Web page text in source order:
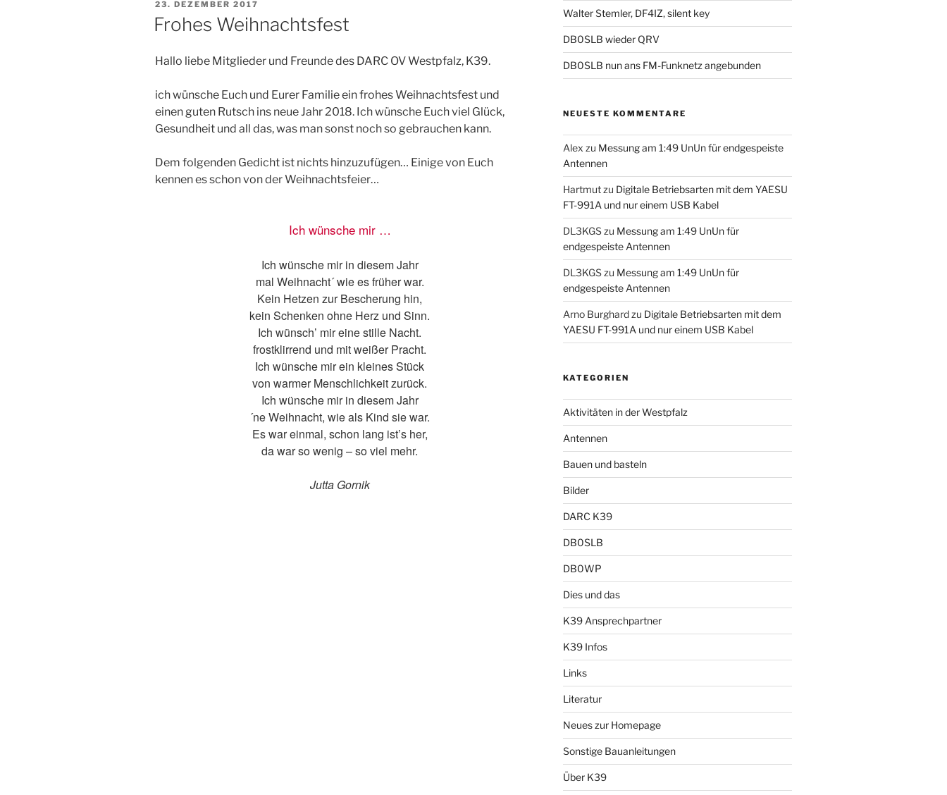
VERÖFFENTLICHT
AM
23. DEZEMBER 2017
Frohes Weihnachtsfest
Hallo liebe Mitglieder und Freunde des DARC OV Westpfalz, K39.
ich wünsche Euch und Eurer Familie ein frohes Weihnachtsfest und
einen guten Rutsch ins neue Jahr 2018. Ich wünsche Euch viel Glück,
Gesundheit und all das, was man sonst noch so gebrauchen kann.
Dem folgenden Gedicht ist nichts hinzuzufügen… Einige von Euch
kennen es schon von der Weihnachtsfeier…
Ich wünsche mir …
Ich wünsche mir in diesem Jahr
mal Weihnacht´ wie es früher war.
Kein Hetzen zur Bescherung hin,
kein Schenken ohne Herz und Sinn.
Ich wünsch’ mir eine stille Nacht.
frostklirrend und mit weißer Pracht.
Ich wünsche mir ein kleines Stück
von warmer Menschlichkeit zurück.
Ich wünsche mir in diesem Jahr
´ne Weihnacht, wie als Kind sie war.
Es war einmal, schon lang ist’s her,
da war so wenig – so viel mehr.
Jutta Gornik
Walter Stemler, DF4IZ, silent key
DB0SLB wieder QRV
DB0SLB nun ans FM-Funknetz angebunden
NEUESTE KOMMENTARE
Alex zu Messung am 1:49 UnUn für endgespeiste
Antennen
Hartmutzu Digitale Betriebsarten mit dem YAESU
FT-991A und nur einem USB Kabel
DL3KGSzu Messung am 1:49 UnUn für
endgespeiste Antennen
DL3KGSzu Messung am 1:49 UnUn für
endgespeiste Antennen
Arno Burghardzu Digitale Betriebsarten mit dem
YAESU FT-991A und nur einem USB Kabel
KATEGORIEN
Aktivitäten in der Westpfalz
Antennen
Bauen und basteln
Bilder
DARC K39
DB0SLB
DB0WP
Dies und das
K39 Ansprechpartner
K39 Infos
Links
Literatur
Neues zur Homepage
Sonstige Bauanleitungen
Über K39